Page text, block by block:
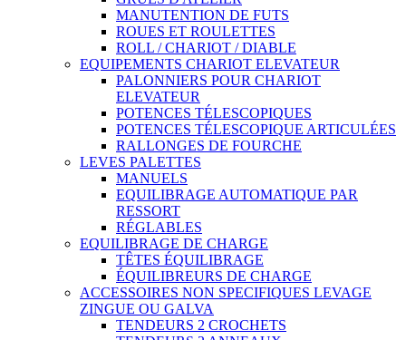
MANUTENTION DE FUTS
ROUES ET ROULETTES
ROLL / CHARIOT / DIABLE
EQUIPEMENTS CHARIOT ELEVATEUR
PALONNIERS POUR CHARIOT
ELEVATEUR
POTENCES TÉLESCOPIQUES
POTENCES TÉLESCOPIQUE ARTICULÉES
RALLONGES DE FOURCHE
LEVES PALETTES
MANUELS
EQUILIBRAGE AUTOMATIQUE PAR
RESSORT
RÉGLABLES
EQUILIBRAGE DE CHARGE
TÊTES ÉQUILIBRAGE
ÉQUILIBREURS DE CHARGE
ACCESSOIRES NON SPECIFIQUES LEVAGE
ZINGUE OU GALVA
TENDEURS 2 CROCHETS